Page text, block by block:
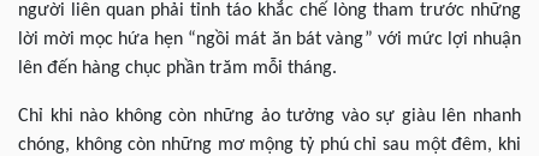
người liên quan phải tỉnh táo khắc chế lòng tham trước những
lời mời mọc hứa hẹn “ngồi mát ăn bát vàng” với mức lợi nhuận
lên đến hàng chục phần trăm mỗi tháng.
Chỉ khi nào không còn những ảo tưởng vào sự giàu lên nhanh
chóng, không còn những mơ mộng tỷ phú chỉ sau một đêm, khi